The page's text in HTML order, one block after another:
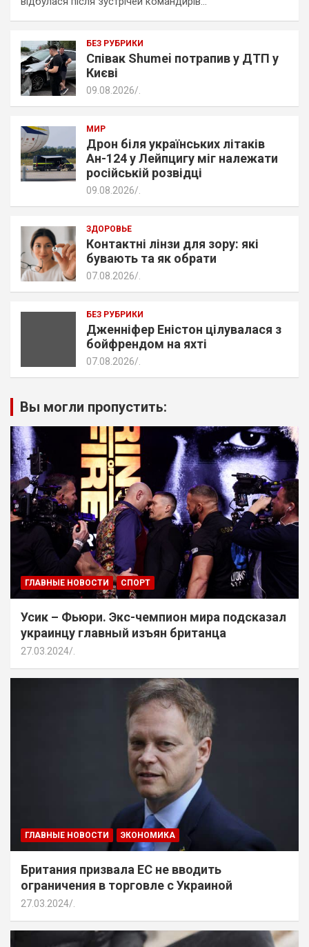
БЕЗ РУБРИКИ
Співак Shumei потрапив у ДТП у
Києві
09.08.2026
МИР
Дрон біля українських літаків
Ан-124 у Лейпцигу міг належати
російській розвідці
09.08.2026
ЗДОРОВЬЕ
Контактні лінзи для зору: які
бувають та як обрати
07.08.2026
БЕЗ РУБРИКИ
Дженніфер Еністон цілувалася з
бойфрендом на яхті
07.08.2026
Вы могли пропустить:
ГЛАВНЫЕ НОВОСТИ СПОРТ
Усик – Фьюри. Экс-чемпион мира подсказал
украинцу главный изъян британца
27.03.2024 .
ГЛАВНЫЕ НОВОСТИ ЭКОНОМИКА
Британия призвала ЕС не вводить
ограничения в торговле с Украиной
27.03.2024